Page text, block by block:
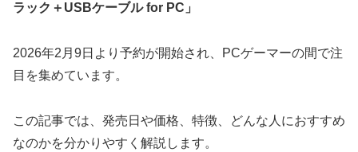
ラック＋USBケーブル for PC」
2026年2月9日より予約が開始され、PCゲーマーの間で注
目を集めています。
この記事では、発売日や価格、特徴、どんな人におすすめ
なのかを分かりやすく解説します。